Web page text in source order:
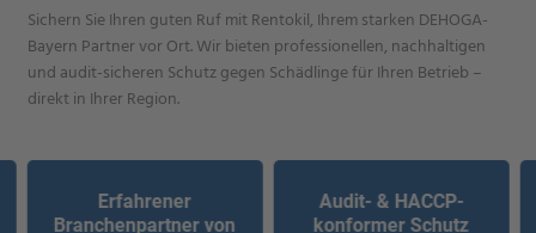
Sichern Sie Ihren guten Ruf mit Rentokil, Ihrem starken DEHOGA-
Bayern Partner vor Ort. Wir bieten professionellen, nachhaltigen
und audit-sicheren Schutz gegen Schädlinge für Ihren Betrieb –
direkt in Ihrer Region.
Erfahrener
Branchenpartner von
Audit- & HACCP-
konformer Schutz